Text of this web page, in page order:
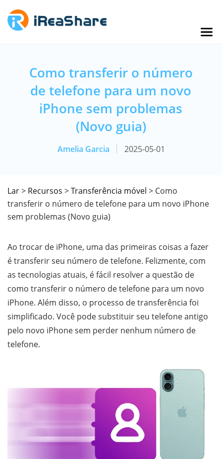
Como transferir o número
de telefone para um novo
iPhone sem problemas
(Novo guia)
Amelia Garcia 2025-05-01
Lar> Recursos >Transferência móvel > Como
transferir o número de telefone para um novo iPhone
sem problemas (Novo guia)
Ao trocar de iPhone, uma das primeiras coisas a fazer
é transferir seu número de telefone. Felizmente, com
as tecnologias atuais, é fácil resolver a questão de
como transferir o número de telefone para um novo
iPhone. Além disso, o processo de transferência foi
simplificado. Você pode substituir seu telefone antigo
pelo novo iPhone sem perder nenhum número de
telefone.